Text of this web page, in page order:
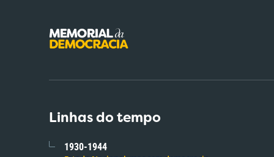
Linhas do tempo
1930-1944